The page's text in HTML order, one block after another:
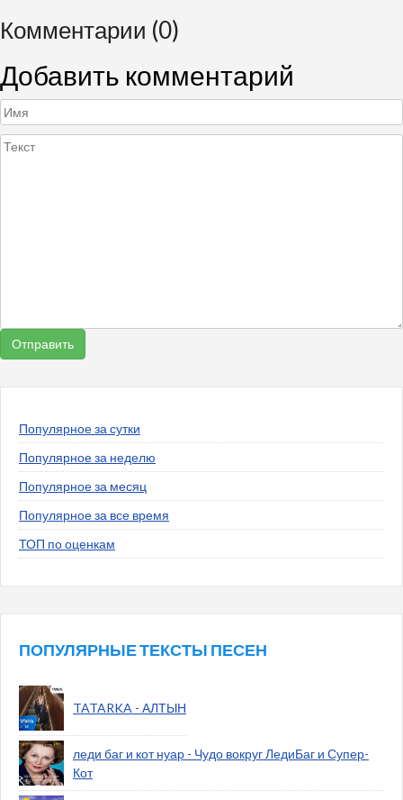
Комментарии (0)
Добавить комментарий
Популярное за сутки
Популярное за неделю
Популярное за месяц
Популярное за все время
ТОП по оценкам
ПОПУЛЯРНЫЕ ТЕКСТЫ ПЕСЕН
TATARKA - АЛТЫН
леди баг и кот нуар - Чудо вокруг ЛедиБаг и Супер-
Кот